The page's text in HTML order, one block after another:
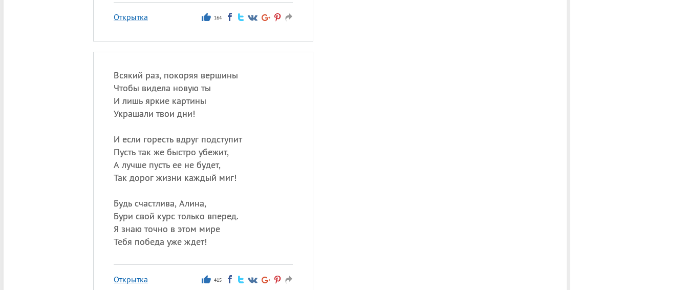
Открытка 164
Всякий раз, покоряя вершины
Чтобы видела новую ты
И лишь яркие картины
Украшали твои дни!
И если горесть вдруг подступит
Пусть так же быстро убежит,
А лучше пусть ее не будет,
Так дорог жизни каждый миг!
Будь счастлива, Алина,
Бури свой курс только вперед.
Я знаю точно в этом мире
Тебя победа уже ждет!
Открытка 415